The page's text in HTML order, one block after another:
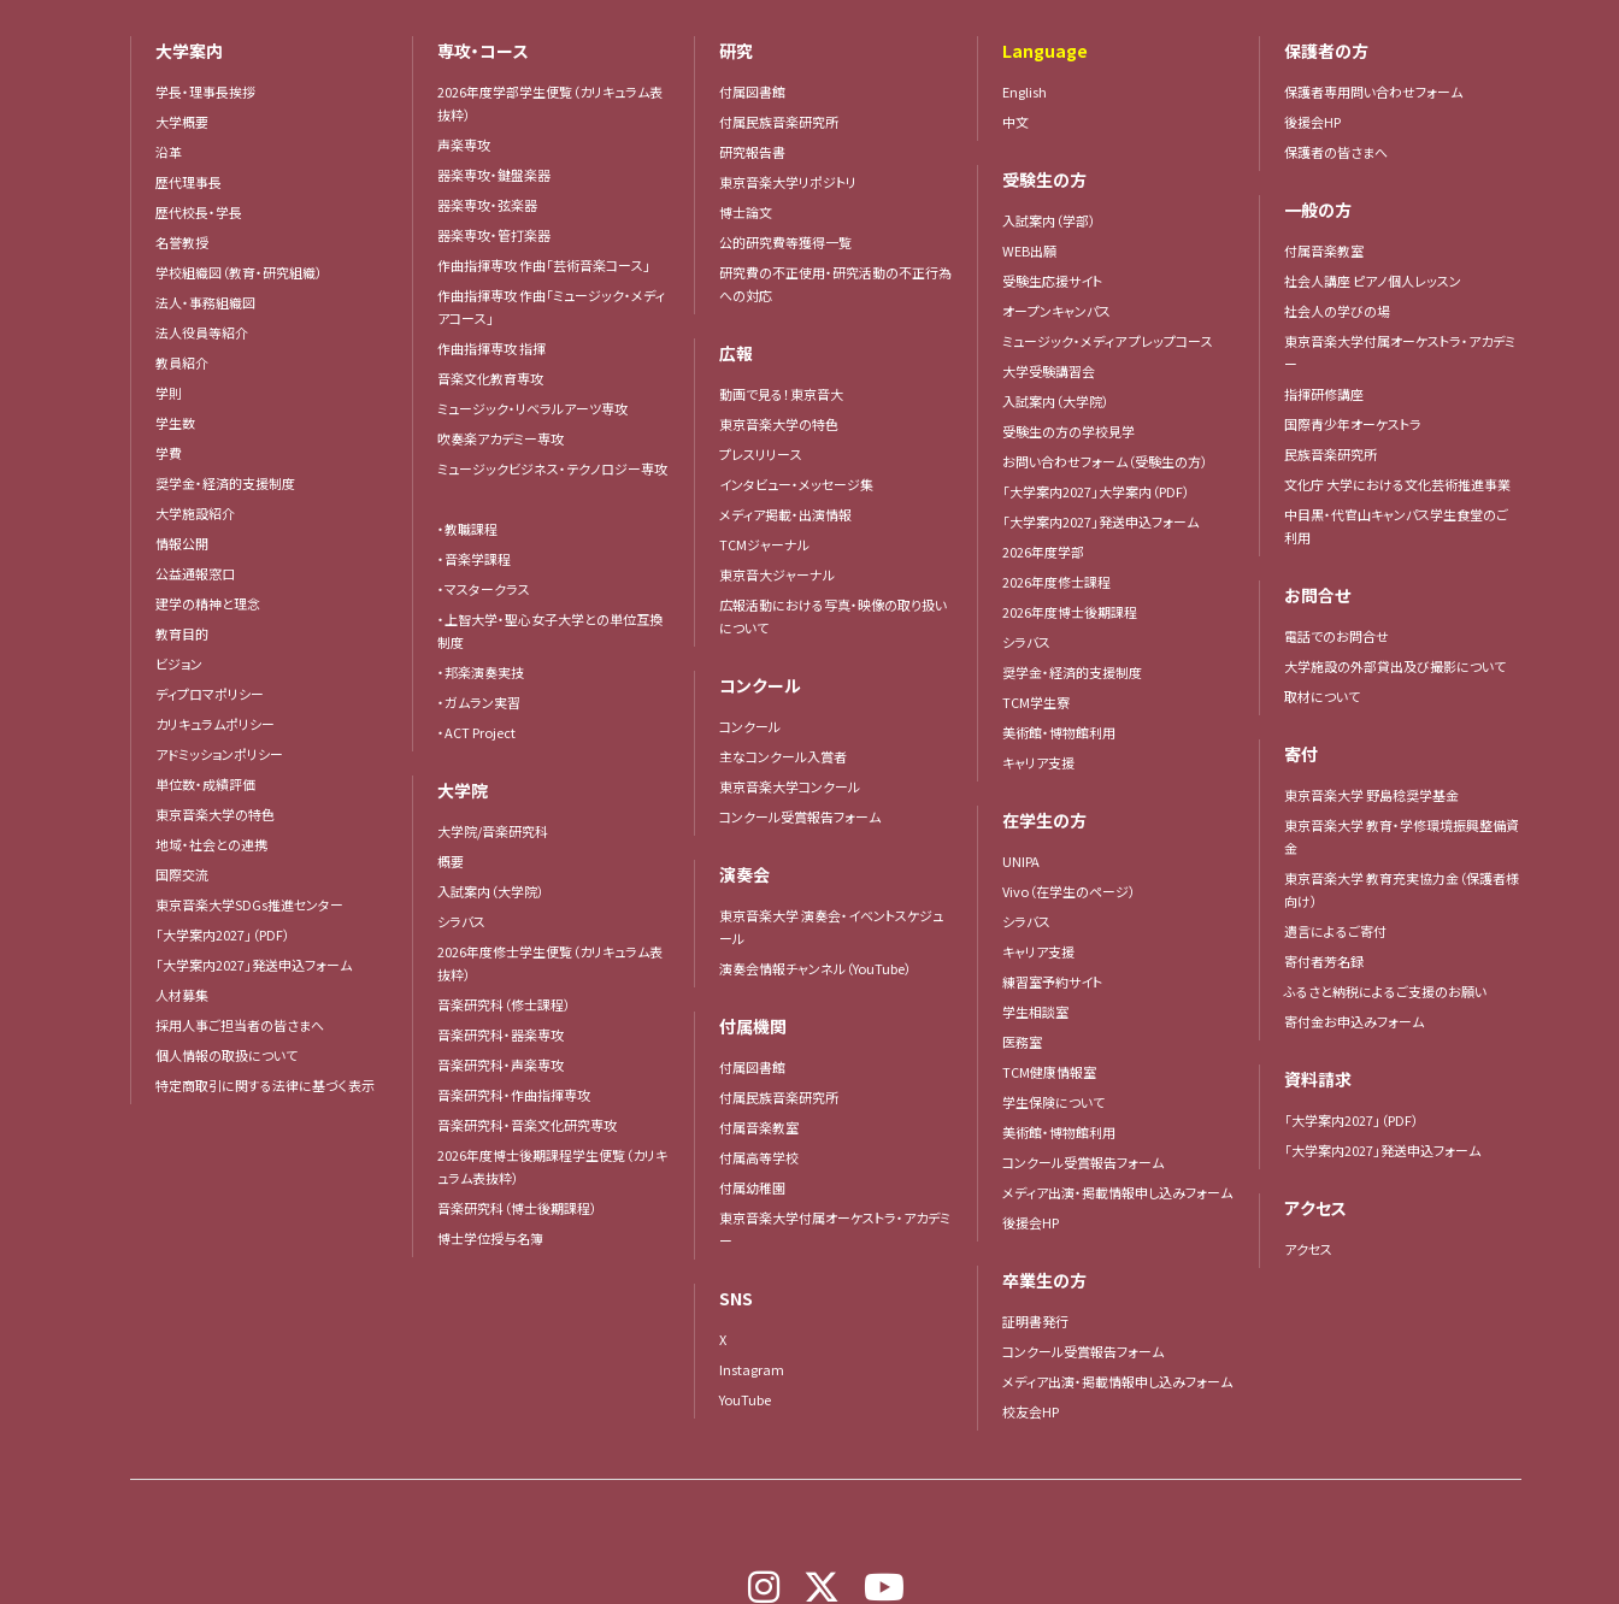
大学案内
学長・理事長挨拶
大学概要
沿革
歴代理事長
歴代校長・学長
名誉教授
学校組織図（教育・研究組織）
法人・事務組織図
法人役員等紹介
教員紹介
学則
学生数
学費
奨学金・経済的支援制度
大学施設紹介
情報公開
公益通報窓口
建学の精神と理念
教育目的
ビジョン
ディプロマポリシー
カリキュラムポリシー
アドミッションポリシー
単位数・成績評価
東京音楽大学の特色
地域・社会との連携
国際交流
東京音楽大学SDGs推進センター
「大学案内2027」（PDF）
「大学案内2027」発送申込フォーム
人材募集
採用人事ご担当者の皆さまへ
個人情報の取扱について
特定商取引に関する法律に基づく表示
専攻・コース
2026年度学部学生便覧（カリキュラム表
抜粋）
声楽専攻
器楽専攻・鍵盤楽器
器楽専攻・弦楽器
器楽専攻・管打楽器
作曲指揮専攻 作曲「芸術音楽コース」
作曲指揮専攻 作曲「ミュージック・メディ
アコース」
作曲指揮専攻 指揮
音楽文化教育専攻
ミュージック・リベラルアーツ専攻
吹奏楽アカデミー専攻
ミュージックビジネス・テクノロジー専攻
・教職課程
・音楽学課程
・マスタークラス
・上智大学・聖心女子大学との単位互換
制度
・邦楽演奏実技
・ガムラン実習
・ACT Project
大学院
大学院/音楽研究科
概要
入試案内（大学院）
シラバス
2026年度修士学生便覧（カリキュラム表
抜粋）
音楽研究科（修士課程）
音楽研究科・器楽専攻
音楽研究科・声楽専攻
音楽研究科・作曲指揮専攻
音楽研究科・音楽文化研究専攻
2026年度博士後期課程学生便覧（カリキ
ュラム表抜粋）
音楽研究科（博士後期課程）
博士学位授与名簿
研究
付属図書館
付属民族音楽研究所
研究報告書
東京音楽大学リポジトリ
博士論文
公的研究費等獲得一覧
研究費の不正使用・研究活動の不正行為
への対応
広報
動画で見る！東京音大
東京音楽大学の特色
プレスリリース
インタビュー・メッセージ集
メディア掲載・出演情報
TCMジャーナル
東京音大ジャーナル
広報活動における写真・映像の取り扱い
について
コンクール
コンクール
主なコンクール入賞者
東京音楽大学コンクール
コンクール受賞報告フォーム
演奏会
東京音楽大学 演奏会・イベントスケジュ
ール
演奏会情報チャンネル（YouTube）
付属機関
付属図書館
付属民族音楽研究所
付属音楽教室
付属高等学校
付属幼稚園
東京音楽大学付属オーケストラ・アカデミ
ー
SNS
X
Instagram
YouTube
Language
English
中文
受験生の方
入試案内（学部）
WEB出願
受験生応援サイト
オープンキャンパス
ミュージック・メディア プレップコース
大学受験講習会
入試案内（大学院）
受験生の方の学校見学
お問い合わせフォーム（受験生の方）
「大学案内2027」大学案内（PDF）
「大学案内2027」発送申込フォーム
2026年度学部
2026年度修士課程
2026年度博士後期課程
シラバス
奨学金・経済的支援制度
TCM学生寮
美術館・博物館利用
キャリア支援
在学生の方
UNIPA
Vivo（在学生のページ）
シラバス
キャリア支援
練習室予約サイト
学生相談室
医務室
TCM健康情報室
学生保険について
美術館・博物館利用
コンクール受賞報告フォーム
メディア出演・掲載情報申し込みフォーム
後援会HP
卒業生の方
証明書発行
コンクール受賞報告フォーム
メディア出演・掲載情報申し込みフォーム
校友会HP
保護者の方
保護者専用問い合わせフォーム
後援会HP
保護者の皆さまへ
一般の方
付属音楽教室
社会人講座 ピアノ個人レッスン
社会人の学びの場
東京音楽大学付属オーケストラ・アカデミ
ー
指揮研修講座
国際青少年オーケストラ
民族音楽研究所
文化庁 大学における文化芸術推進事業
中目黒・代官山キャンパス学生食堂のご
利用
お問合せ
電話でのお問合せ
大学施設の外部貸出及び撮影について
取材について
寄付
東京音楽大学 野島稔奨学基金
東京音楽大学 教育・学修環境振興整備資
金
東京音楽大学 教育充実協力金（保護者様
向け）
遺言によるご寄付
寄付者芳名録
ふるさと納税によるご支援のお願い
寄付金お申込みフォーム
資料請求
「大学案内2027」（PDF）
「大学案内2027」発送申込フォーム
アクセス
アクセス